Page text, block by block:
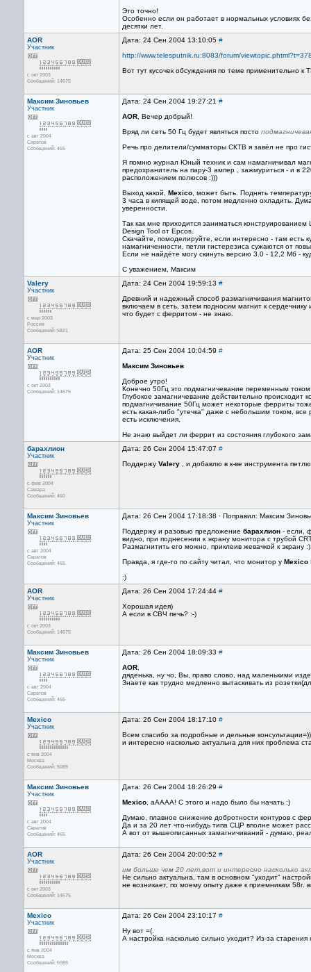
Это точно!
Особенно если он работает в нормальных условиях
десятки лет.
AOR
Участник
с окт 2003
Сообщений: 14675
Дата: 24 Сен 2004 13:10:05 #
http://www.telesputnik.ru:8083/forum/
Вот тут кусочек обсуждения по теме применительно
Максим Зиновьев
Участник
с авг 2004
Саратов
Сообщений: 465
Дата: 24 Сен 2004 19:27:21 #
AOR , Вечер добрый!
Вряд ли сеть 50 Гц будет являться посто
Речь про делители/сумматоры СКТВ я завёл не про
Я помню журнал Юный техник и сам намагничивал
предохранитель на пару-3 ампер , зажмуриться - и в
расположением полюсов :)))
Выход какой, Mexico , может быть. Поднять
3 часа в кипящей воде, потом медленно охладить.
уверенности.
Так как мне приходится заниматься
Design Tool от Epcos.
Скачайте, помоделируйте, если интересно - там есть
намагниченности, петли гистерезиса сужаются от
Если не найдёте могу скинуть версию 3.0 - 12,2 Мб -
С уважением, Максим
Valery
Участник
с мар 2003
Россия
Сообщений: 5821
Дата: 24 Сен 2004 19:59:13 #
Древний и надежный способ размагничивания
включаем в сеть, затем подносим магнит к
что будет с ферритом - не знаю.
AOR
Участник
с окт 2003
Сообщений: 14675
Дата: 25 Сен 2004 10:04:59 #
Максим Зиновьев
Доброе утро!
Конечно 50Гц это подмагничевание переменным
Глубокое замагничевание действительно
подмагничивание 50Гц может некоторые ферриты
есть какая-либо "утечка" даже с небольшим током,
есть исключения.
Не знаю выйдет ли феррит из состояния глубокого
барахлион
Участник
с фев 2004
Самара
Сообщений: 460
Дата: 26 Сен 2004 15:47:07 #
Поддержу Valery , и добавлю в к-ве инструмента
Максим Зиновьев
Участник
с авг 2004
Саратов
Сообщений: 465
Дата: 26 Сен 2004 17:18:38 · Поправил: Максим
Поддержу и разовью предложение барахлион - если,
видно, при поднесении к экрану монитора с трубой
Размагнитить его можно, приклеив жевачкой к экрану
Правда, я где-то по сайту читал, что монитор у Mexico
:)
AOR
Участник
с окт 2003
Сообщений: 14675
Дата: 26 Сен 2004 17:24:44 #
Хорошая идея)
А если в СВЧ печь? :-)
Максим Зиновьев
Участник
с авг 2004
Саратов
Сообщений: 465
Дата: 26 Сен 2004 18:09:33 #
AOR
дяденька, ну чо, Вы, право слово, над маленькими
Знаете как трудно медленно вытаскивать из
Mexico
Участник
с янв 2004
Москва
Сообщений: 5089
Дата: 26 Сен 2004 18:17:10 #
Всем спасибо за подробные и дельные
и интересно насколько актуальна для них проблема
Максим Зиновьев
Участник
с авг 2004
Саратов
Сообщений: 465
Дата: 26 Сен 2004 18:26:29 #
Mexico , аАААА! С этого и надо было бы начать :)
Думаю, плавное снижение добротности контуров с
Да и за 20 лет что-нибудь типа СЦР вполне может
А вот от вышеописанных замагничиваний - думаю,
AOR
Участник
с окт 2003
Сообщений: 14675
Дата: 26 Сен 2004 20:00:52 #
им больше чем 20 лет,вот и интересно насколько
Не сильно актуальна, там в основном "уходит"
не возникает, по моему опыту даже к приемникам 58г.
Mexico
Участник
с янв 2004
Москва
Сообщений: 5089
Дата: 26 Сен 2004 23:10:17 #
Ну вот =(.
А настройка насколько сильно уходит? Из-за старения